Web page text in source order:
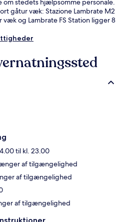
om stedets hjælpsomme personale.
gåtur væk: Stazione Lambrate M2
og Lambrate FS Station ligger 8
til kl. 23.00
af tilgængelighed
af tilgængelighed
af tilgængelighed